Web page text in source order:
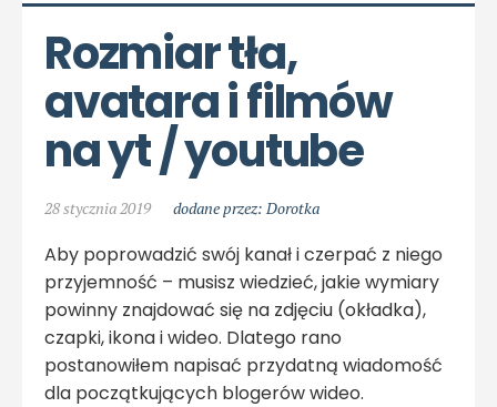
Rozmiar tła,
avatara i filmów
na yt / youtube
28 stycznia 2019 dodane przez: Dorotka
Aby poprowadzić swój kanał i czerpać z niego
przyjemność – musisz wiedzieć, jakie wymiary
powinny znajdować się na zdjęciu (okładka),
czapki, ikona i wideo. Dlatego rano
postanowiłem napisać przydatną wiadomość
dla początkujących blogerów wideo.